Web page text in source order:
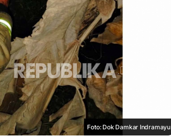
Foto: Dok Damkar Indramayu